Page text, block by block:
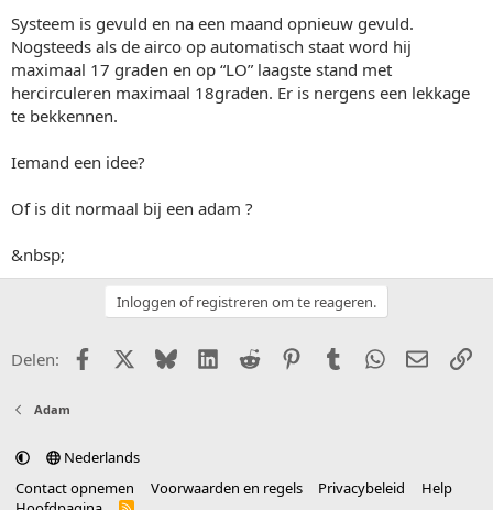
Systeem is gevuld en na een maand opnieuw gevuld.
Nogsteeds als de airco op automatisch staat word hij
maximaal 17 graden en op “LO” laagste stand met
hercirculeren maximaal 18graden. Er is nergens een lekkage
te bekkennen.
Iemand een idee?
Of is dit normaal bij een adam ?
&nbsp;
Inloggen of registreren om te reageren.
Delen: FacebookX (Twitter)
BlueskyLinkedIn
Reddit PinterestTumblr WhatsApp
E-mail
Adam
Nederlands
Contact opnemen
Voorwaarden en regels Privacybeleid
Help
R